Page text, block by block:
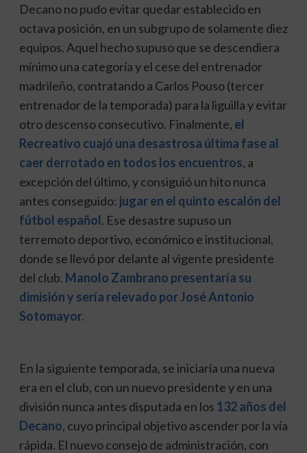
Decano no pudo evitar quedar establecido en
octava posición, en un subgrupo de solamente diez
equipos. Aquel hecho supuso que se descendiera
mínimo una categoría y el cese del entrenador
madrileño, contratando a Carlos Pouso (tercer
entrenador de la temporada) para la liguilla y evitar
otro descenso consecutivo. Finalmente, el
Recreativo cuajó una desastrosa última fase al
caer derrotado en todos los encuentros, a
excepción del último, y consiguió un hito nunca
antes conseguido: jugar en el quinto escalón del
fútbol español. Ese desastre supuso un
terremoto deportivo, económico e institucional,
donde se llevó por delante al vigente presidente
del club. Manolo Zambrano presentaría su
dimisión y sería relevado por José Antonio
Sotomayor.
En la siguiente temporada, se iniciaría una nueva
era en el club, con un nuevo presidente y en una
división nunca antes disputada en los 132 años del
Decano, cuyo principal objetivo ascender por la vía
rápida. El nuevo consejo de administración, con